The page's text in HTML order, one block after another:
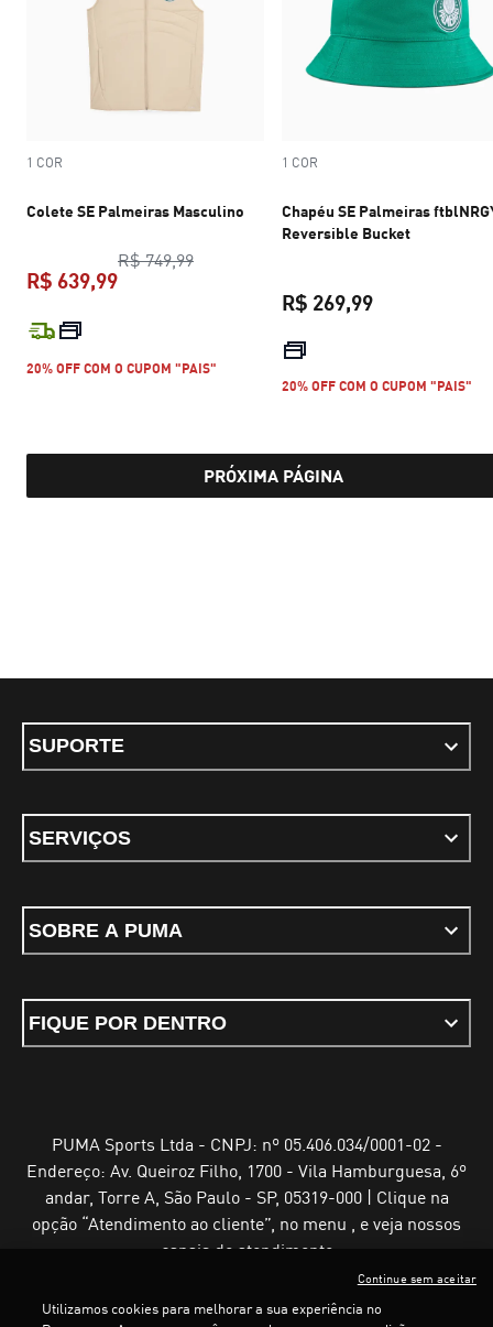
1 COR
Colete SE Palmeiras Masculino
R$ 749,99preço original R$ 749,99
R$ 639,99
20% OFF COM O CUPOM "PAIS"
1 COR
Chapéu SE Palmeiras
Reversible Bucket
R$ 269,99
20% OFF COM O CUPOM "PAIS"
PRÓXIMA PÁGINA
SUPORTE
SERVIÇOS
SOBRE A PUMA
FIQUE POR DENTRO
PUMA Sports Ltda - CNPJ: nº 05.406.034/0001-02 -
Endereço: Av. Queiroz Filho, 1700 - Vila Hamburguesa, 6º
andar, Torre A, São Paulo - SP, 05319-000 | Clique na
opção “Atendimento ao cliente”, no menu , e veja nossos
canais de atendimento
Utilizamos cookies para melhorar a sua experiência no
Continue sem aceitar